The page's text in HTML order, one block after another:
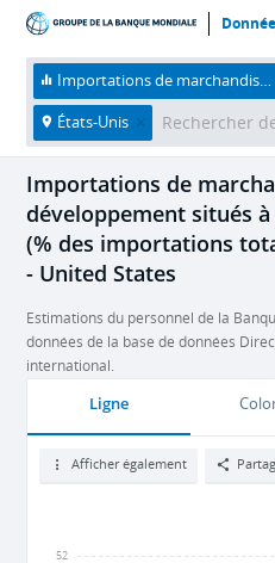
Accueil Économies Thèmes
Importations de marchandises des pays en développement situés à l’extérieur de la région (% des importations totales de marchandises)
États-Unis
Importations de
développement situés
(% des importations
- United States
Estimations du personnel de la
données de la base de données
international.
Ligne
Afficher également
52